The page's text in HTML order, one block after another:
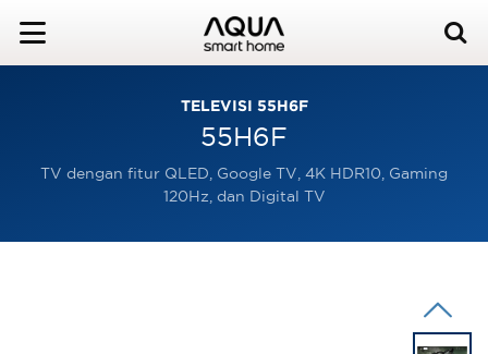
TELEVISI 55H6F
55H6F
TV dengan fitur QLED, Google TV, 4K HDR10, Gaming
120Hz, dan Digital TV